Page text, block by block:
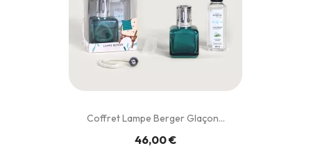
Coffret Lampe Berger Glaçon...
46,00 €